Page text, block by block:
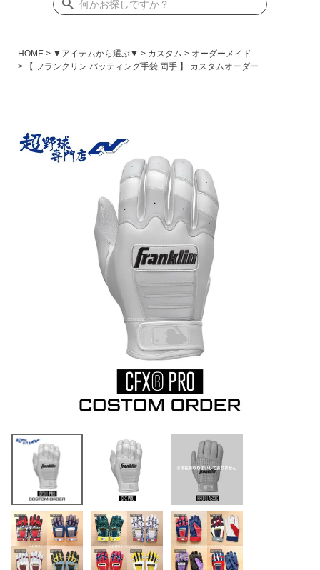
HOME ▼アイテムから選ぶ▼ カスタム
オーダーメイド
【 フランクリン バッティング手袋 両手 】 カスタムオーダー